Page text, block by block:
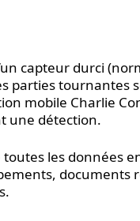
capteur durci
parties
mobile Charlie
une détection.
les données
documents